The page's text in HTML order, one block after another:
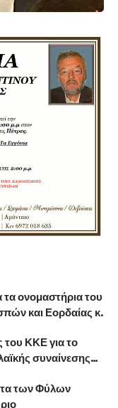
ονομαστήρια του
και Εορδαίας κ.
του ΚΚΕ για το
συναίνεσης…
των Φύλων